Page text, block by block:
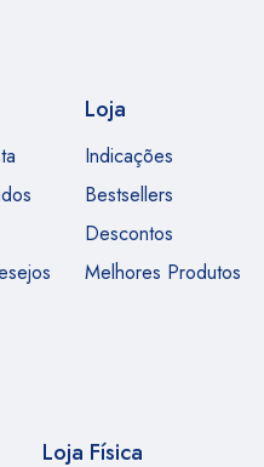
Loja
Indicações
Bestsellers
Descontos
Melhores Produtos
Loja Física